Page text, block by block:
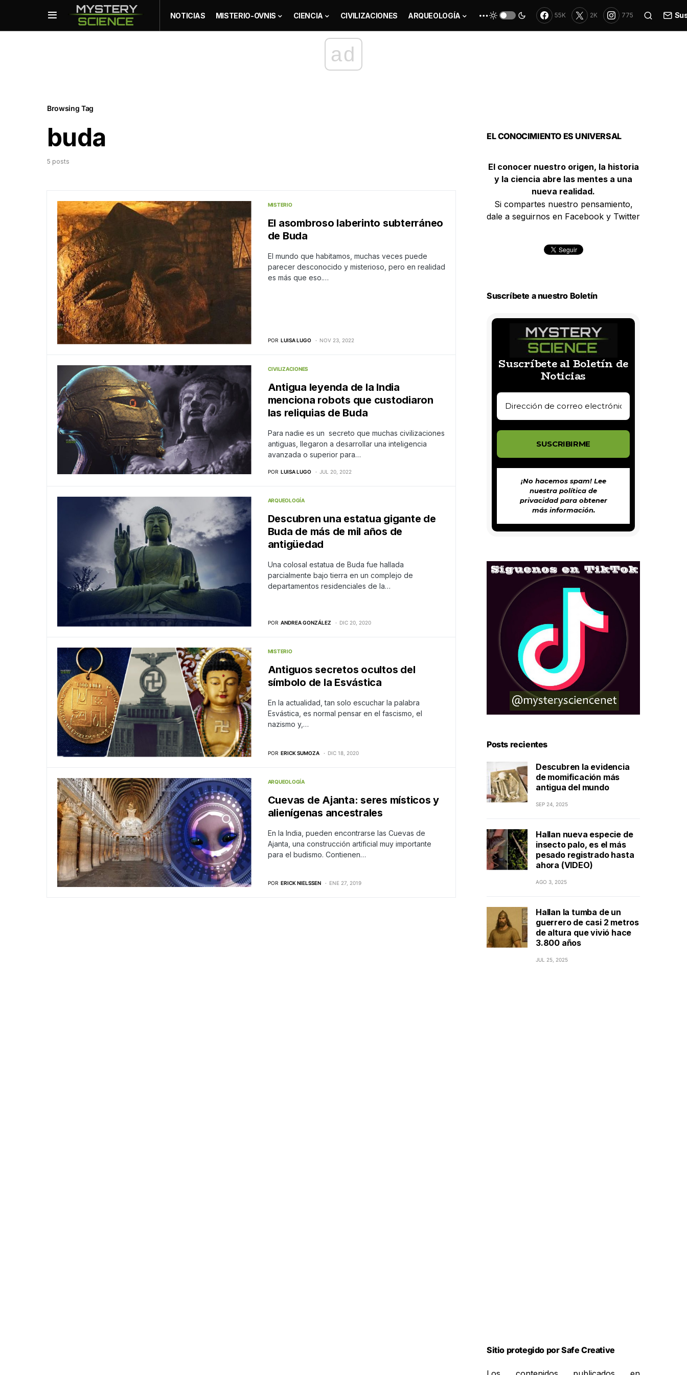
NOTICIAS MISTERIO-OVNIS CIENCIA CIVILIZACIONES ARQUEOLOGÍA 55K 2K 775
ad
Browsing Tag
buda
5 posts
MISTERIO
El asombroso laberinto subterráneo
de Buda
El mundo que habitamos, muchas veces puede
parecer desconocido y misterioso, pero en realidad
es más que eso.…
POR LUISA LUGO NOV 23, 2022
CIVILIZACIONES
Antigua leyenda de la India
menciona robots que custodiaron
las reliquias de Buda
Para nadie es un secreto que muchas civilizaciones
antiguas, llegaron a desarrollar una inteligencia
avanzada o superior para…
POR LUISA LUGO JUL 20, 2022
ARQUEOLOGÍA
Descubren una estatua gigante de
Buda de más de mil años de
antigüedad
Una colosal estatua de Buda fue hallada
parcialmente bajo tierra en un complejo de
departamentos residenciales de la…
POR ANDREA GONZÁLEZ DIC 20, 2020
MISTERIO
Antiguos secretos ocultos del
símbolo de la Esvástica
En la actualidad, tan solo escuchar la palabra
Esvástica, es normal pensar en el fascismo, el
nazismo y,…
POR ERICK SUMOZA DIC 18, 2020
ARQUEOLOGÍA
Cuevas de Ajanta: seres místicos y
alienígenas ancestrales
En la India, pueden encontrarse las Cuevas de
Ajanta, una construcción artificial muy importante
para el budismo. Contienen…
POR ERICK NIELSSEN ENE 27, 2019
EL CONOCIMIENTO ES UNIVERSAL
El conocer nuestro origen, la historia
y la ciencia abre las mentes a una
nueva realidad.
Si compartes nuestro pensamiento,
dale a seguirnos en Facebook y Twitter
Suscríbete a nuestro Boletín
Suscríbete al Boletín de
Noticias
¡No hacemos spam! Lee
nuestra política de
privacidadpara obtener
más información.
Posts recientes
Descubren la evidencia
de momificación más
antigua del mundo
SEP 24, 2025
Hallan nueva especie de
insecto palo, es el más
pesado registrado hasta
ahora (VIDEO)
AGO 3, 2025
Hallan la tumba de un
guerrero de casi 2 metros
de altura que vivió hace
3.800 años
JUL 25, 2025
Sitio protegido por Safe Creative